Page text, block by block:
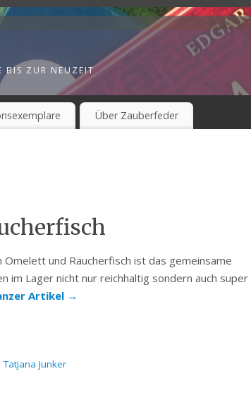
BIS ZUR NEUZEIT
Über Zauberfeder
Omelett und Räucherfisch ist das gemeinsame
im Lager nicht nur reichhaltig sondern auch super
Artikel →
Tatjana Junker